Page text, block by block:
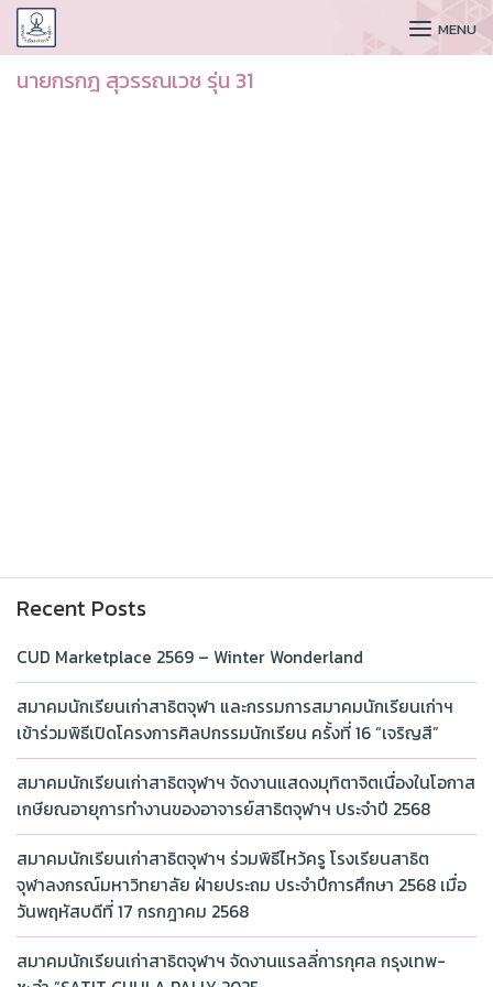
CUDAA MENU
นายกรกฎ สุวรรณเวช รุ่น 31
Recent Posts
CUD Marketplace 2569 – Winter Wonderland
สมาคมนักเรียนเก่าสาธิตจุฬา และกรรมการสมาคมนักเรียนเก่าฯ
เข้าร่วมพิธีเปิดโครงการศิลปกรรมนักเรียน ครั้งที่ 16 “เจริญสี”
สมาคมนักเรียนเก่าสาธิตจุฬาฯ จัดงานแสดงมุทิตาจิตเนื่องในโอกาส
เกษียณอายุการทำงานของอาจารย์สาธิตจุฬาฯ ประจำปี 2568
สมาคมนักเรียนเก่าสาธิตจุฬาฯ ร่วมพิธีไหว้ครู โรงเรียนสาธิต
จุฬาลงกรณ์มหาวิทยาลัย ฝ่ายประถม ประจำปีการศึกษา 2568 เมื่อ
วันพฤหัสบดีที่ 17 กรกฎาคม 2568
สมาคมนักเรียนเก่าสาธิตจุฬาฯ จัดงานแรลลี่การกุศล กรุงเทพ-